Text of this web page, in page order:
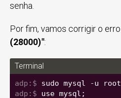
senha.
Por fim, vamos corrigir o erro
(28000)":
Terminal
sudo mysql -u root
use mysql;